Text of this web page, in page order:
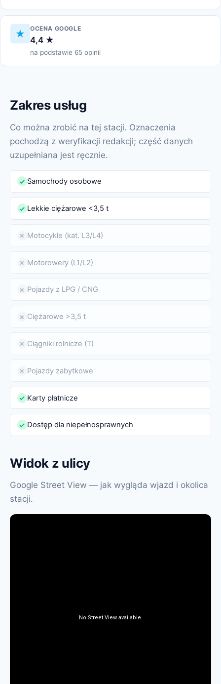
OCENA GOOGLE
4,4 ★
na podstawie 65 opinii
Zakres usług
Co można zrobić na tej stacji. Oznaczenia
pochodzą z weryfikacji redakcji; część danych
uzupełniana jest ręcznie.
✓ Samochody osobowe
✓ Lekkie ciężarowe <3,5 t
✗ Motocykle (kat. L3/L4)
✗ Motorowery (L1/L2)
✗ Pojazdy z LPG / CNG
✗ Ciężarowe >3,5 t
✗ Ciągniki rolnicze (T)
✗ Pojazdy zabytkowe
✓ Karty płatnicze
✓ Dostęp dla niepełnosprawnych
Widok z ulicy
Google Street View — jak wygląda wjazd i okolica
stacji.